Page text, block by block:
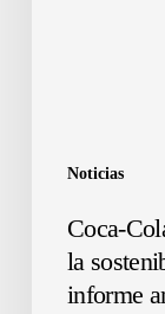
Noticias
Coca-
la
informe